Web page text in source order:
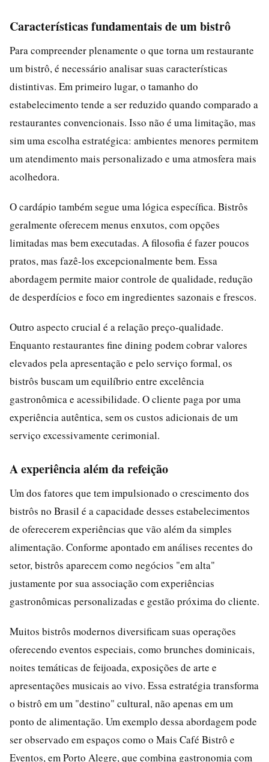
Características fundamentais de um bistrô
Para compreender plenamente o que torna um restaurante
um bistrô, é necessário analisar suas características
distintivas. Em primeiro lugar, o tamanho do
estabelecimento tende a ser reduzido quando comparado a
restaurantes convencionais. Isso não é uma limitação, mas
sim uma escolha estratégica: ambientes menores permitem
um atendimento mais personalizado e uma atmosfera mais
acolhedora.
O cardápio também segue uma lógica específica. Bistrôs
geralmente oferecem menus enxutos, com opções
limitadas mas bem executadas. A filosofia é fazer poucos
pratos, mas fazê-los excepcionalmente bem. Essa
abordagem permite maior controle de qualidade, redução
de desperdícios e foco em ingredientes sazonais e frescos.
Outro aspecto crucial é a relação preço-qualidade.
Enquanto restaurantes fine dining podem cobrar valores
elevados pela apresentação e pelo serviço formal, os
bistrôs buscam um equilíbrio entre excelência
gastronômica e acessibilidade. O cliente paga por uma
experiência autêntica, sem os custos adicionais de um
serviço excessivamente cerimonial.
A experiência além da refeição
Um dos fatores que tem impulsionado o crescimento dos
bistrôs no Brasil é a capacidade desses estabelecimentos
de oferecerem experiências que vão além da simples
alimentação. Conforme apontado em análises recentes do
setor, bistrôs aparecem como negócios "em alta"
justamente por sua associação com experiências
gastronômicas personalizadas e gestão próxima do cliente.
Muitos bistrôs modernos diversificam suas operações
oferecendo eventos especiais, como brunches dominicais,
noites temáticas de feijoada, exposições de arte e
apresentações musicais ao vivo. Essa estratégia transforma
o bistrô em um "destino" cultural, não apenas em um
ponto de alimentação. Um exemplo dessa abordagem pode
ser observado em espaços como o Mais Café Bistrô e
Eventos, em Porto Alegre, que combina gastronomia com